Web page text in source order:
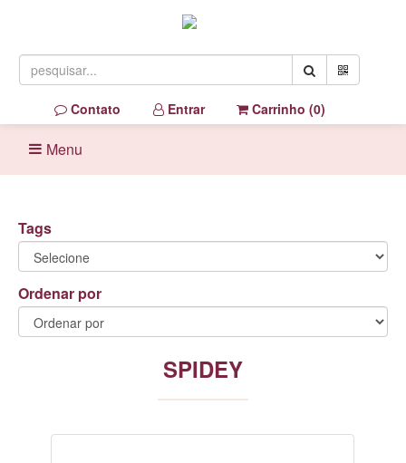
Contato Entrar Carrinho (0)
Menu
Tags
Ordenar por
SPIDEY